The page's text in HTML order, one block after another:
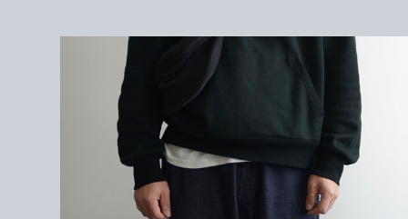
COTTON 100%